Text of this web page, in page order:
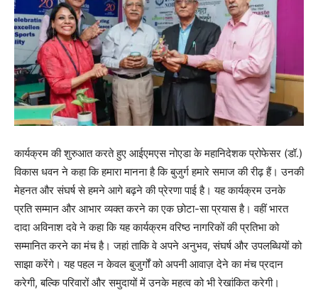
कार्यक्रम की शुरुआत करते हुए आईएमएस नोएडा के महानिदेशक प्रोफेसर (डॉ.)
विकास धवन ने कहा कि हमारा मानना है कि बुजुर्ग हमारे समाज की रीढ़ हैं। उनकी
मेहनत और संघर्ष से हमने आगे बढ़ने की प्रेरणा पाई है। यह कार्यक्रम उनके
प्रति सम्मान और आभार व्यक्त करने का एक छोटा-सा प्रयास है। वहीं भारत
दादा अविनाश दवे ने कहा कि यह कार्यक्रम वरिष्ठ नागरिकों की प्रतिभा को
सम्मानित करने का मंच है। जहां ताकि वे अपने अनुभव, संघर्ष और उपलब्धियों को
साझा करेंगे। यह पहल न केवल बुजुर्गों को अपनी आवाज़ देने का मंच प्रदान
करेगी, बल्कि परिवारों और समुदायों में उनके महत्व को भी रेखांकित करेगी।